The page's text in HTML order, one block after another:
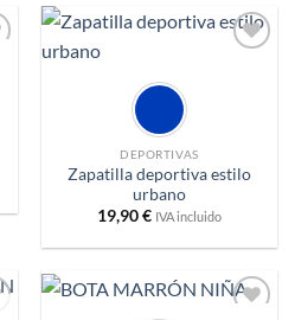
DEPORTIVAS
Zapatilla deportiva estilo
urbano
19,90€ IVA incluido